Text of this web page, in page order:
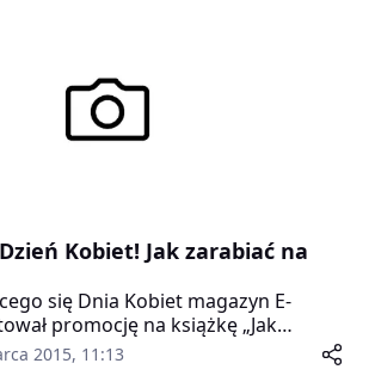
Kobiet! Jak zarabiać na
się Dnia Kobiet magazyn E-
promocję na książkę „Jak
2015, 11:13